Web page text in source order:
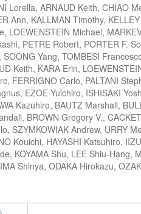
Lorella, ARNAUD Keith, CHIAO
Ann, KALLMAN Timothy,
LOEWENSTEIN Michael,
PETRE Robert, PORTER F.
Yang, TOMBESI
Keith, KARA Erin,
FERRIGNO Carlo, PALTANI
EZOE Yuichiro, ISHISAKI
Kazuhiro, BAUTZ Marshall,
BROWN Gregory V.,
SZYMKOWIAK Andrew, URRY
Kouichi, HAYASHI Katsuhiro,
KOYAMA Shu, LEE Shiu-Hang,
Shinya, ODAKA Hirokazu,